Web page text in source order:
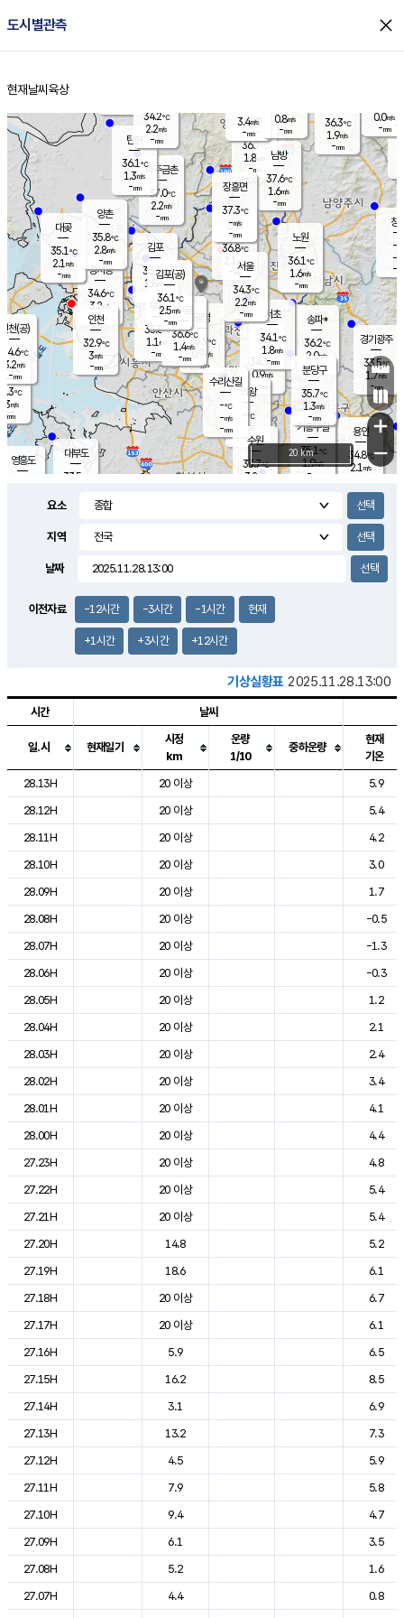
도시별관측 close
홈
현재날씨 육상
의도
℃
m/s
mm
영흥도
양주
36.7℃
1.8
-mm
과천
34.3℃
0.9m/s
- mm
용인
34.8℃
2.1 m/s
경기광주
33.5℃
1.7m/s
-mm
1.8m/s
대부도
33.5
경서동
34.6℃
3.2 m/s
-mm
파주금촌
37.0℃
2.2m/s
-mm
36.3℃
1.9m/s
-mm
대곶
35.1℃
2.1 m/s
-mm
창
-
-m/
-
탄현
36.1℃
1.3m/s
-mm
0.0m/s
-mm
의왕
- ℃
m/s
mm
김포
35.6℃
1.8 m/s
mm
광명
35.9 ℃
0.9 m/s
-mm
부천
35.8℃
1.1 m/s
-mm
양촌
35.8℃
2.8m/s
-mm
구로
36.6℃
1.4m/s
-mm
은평
36.8℃
2.1 m/s
- mm
노원
36.1℃
1.6m/s
-mm
송파*
36.2℃
2.0m/s
-mm
서초
34.1℃
1.8m/s
-mm
남방
37.6℃
1.6m/s
-mm
기흥구갈
35.1℃
1.9m/s
-
수리산길
-℃
-m/s
-mm
분당구
35.7℃
1.3m/s
-mm
장흥면
37.3℃
-m/s
-mm
3.4m/s
-mm
인천(공)
34.6℃
3.2m/s
-mm
김포(공)
36.1℃
2.5m/s
-mm
수원
33.7℃
3.2 m/s
인천
32.9℃
3m/s
-mm
서울
34.3℃
2.2m/s
-mm
34.2℃
2.2m/s
-mm
0.8m/s
-mm
+
−
20 km
요소
지역
날짜
이전자료 -12시간 -3시간 -1시간 현재
+1시간 +3시간 +12시간
기상실황표 2025.11.28.13:00
도시별 기상실황표로 지점, 날씨, 기온, 강수, 바람, 기압등을 안내한 표입
시간 날씨
일.시 현재일기
시정
km
운량
1/10
중하운량
현재
기온
28.13H
20 이상
5.9
28.12H
20 이상
5.4
28.11H
20 이상
4.2
28.10H
20 이상
3.0
28.09H
20 이상
1.7
28.08H
20 이상
-0.5
28.07H
20 이상
-1.3
28.06H
20 이상
-0.3
28.05H
20 이상
1.2
28.04H
20 이상
2.1
28.03H
20 이상
2.4
28.02H
20 이상
3.4
28.01H
20 이상
4.1
28.00H
20 이상
4.4
27.23H
20 이상
4.8
27.22H
20 이상
5.4
27.21H
20 이상
5.4
27.20H
14.8
5.2
27.19H
18.6
6.1
27.18H
20 이상
6.7
27.17H
20 이상
6.1
27.16H
5.9
6.5
27.15H
16.2
8.5
27.14H
3.1
6.9
27.13H
13.2
7.3
27.12H
4.5
5.9
27.11H
7.9
5.8
27.10H
9.4
4.7
27.09H
6.1
3.5
27.08H
5.2
1.6
27.07H
4.4
0.8